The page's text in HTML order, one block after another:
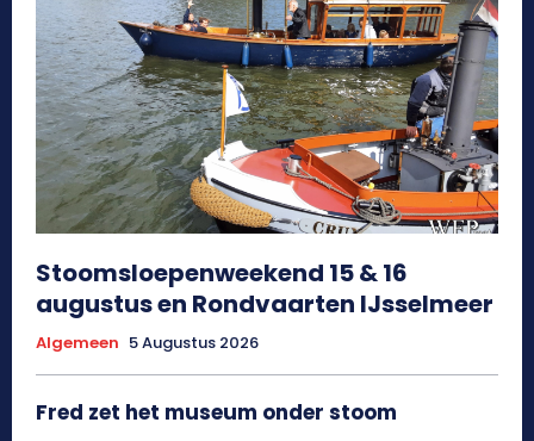
Stoomsloepenweekend 15 & 16
augustus en Rondvaarten IJsselmeer
Algemeen 5 Augustus 2026
Fred zet het museum onder stoom